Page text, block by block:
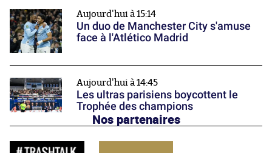
Aujourd'hui à 15:14
Un duo de Manchester City s'amuse
face à l'Atlético Madrid
Aujourd'hui à 14:45
Les ultras parisiens boycottent le
Trophée des champions
Nos partenaires